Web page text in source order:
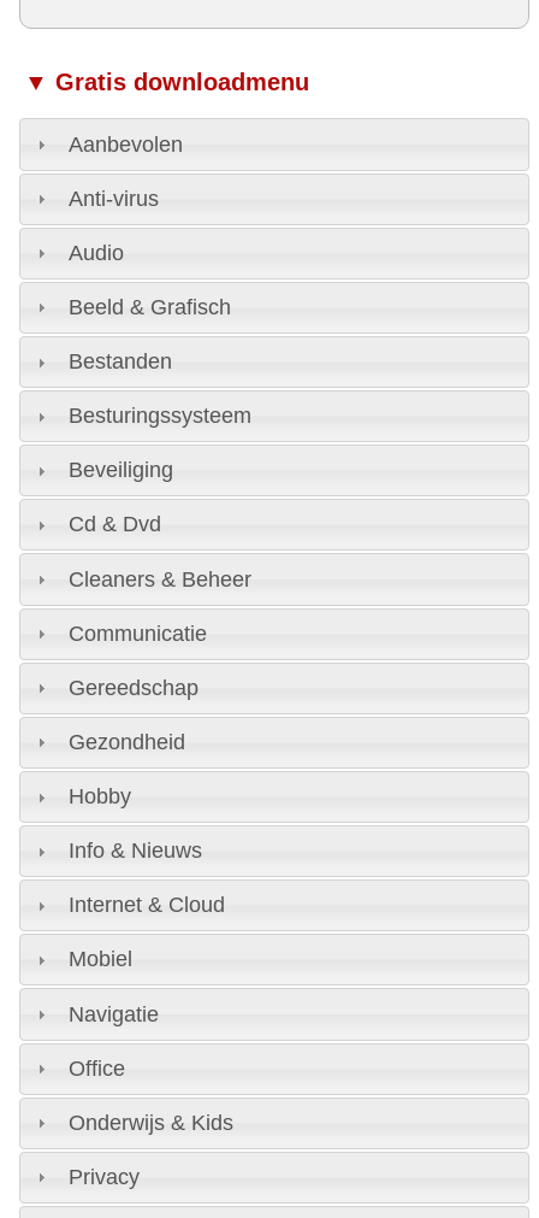
▼ Gratis downloadmenu
Aanbevolen
Anti-virus
Audio
Beeld & Grafisch
Bestanden
Besturingssysteem
Beveiliging
Cd & Dvd
Cleaners & Beheer
Communicatie
Gereedschap
Gezondheid
Hobby
Info & Nieuws
Internet & Cloud
Mobiel
Navigatie
Office
Onderwijs & Kids
Privacy